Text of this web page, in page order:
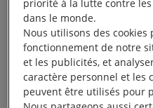
priorité à la lutte contre
dans le monde.
Nous utilisons des cookies
fonctionnement de notre
et les publicités, et
caractère personnel et les
peuvent être utilisés pour